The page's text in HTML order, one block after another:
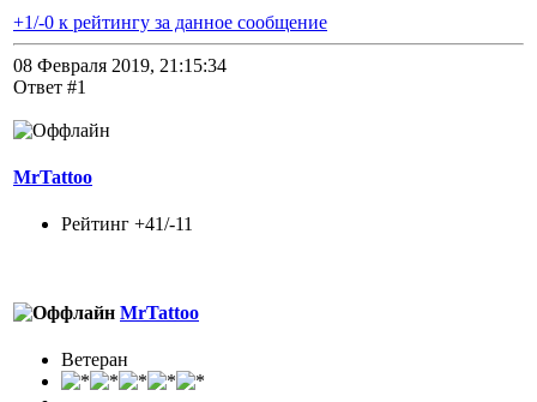
+1/-0 к рейтингу за данное сообщение
08 Февраля 2019, 21:15:34
Ответ #1
MrTattoo
Рейтинг +41/-11
MrTattoo
Ветеран